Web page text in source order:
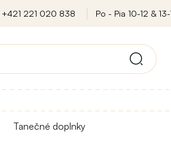
+421 221 020 838 Po - Pia 10-12 & 13-
Tanečné doplnky